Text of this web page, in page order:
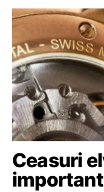
Ceasuri